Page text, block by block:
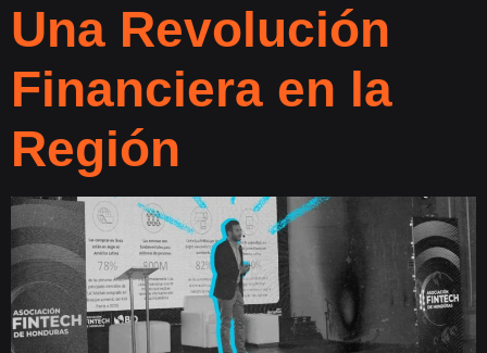
Una Revolución
Financiera en la
Región